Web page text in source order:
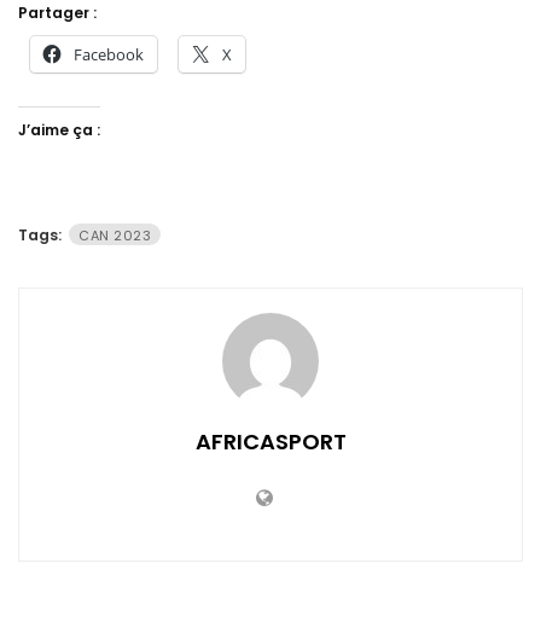
Partager :
Facebook X
J’aime ça :
Tags: CAN 2023
AFRICASPORT